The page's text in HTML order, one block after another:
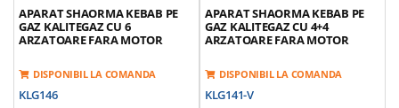
APARAT SHAORMA KEBAB PE
GAZ KALITEGAZ CU 6
ARZATOARE FARA MOTOR
DISPONIBIL LA COMANDA
KLG146
APARAT SHAORMA KEBAB PE
GAZ KALITEGAZ CU 4+4
ARZATOARE FARA MOTOR
DISPONIBIL LA COMANDA
KLG141-V